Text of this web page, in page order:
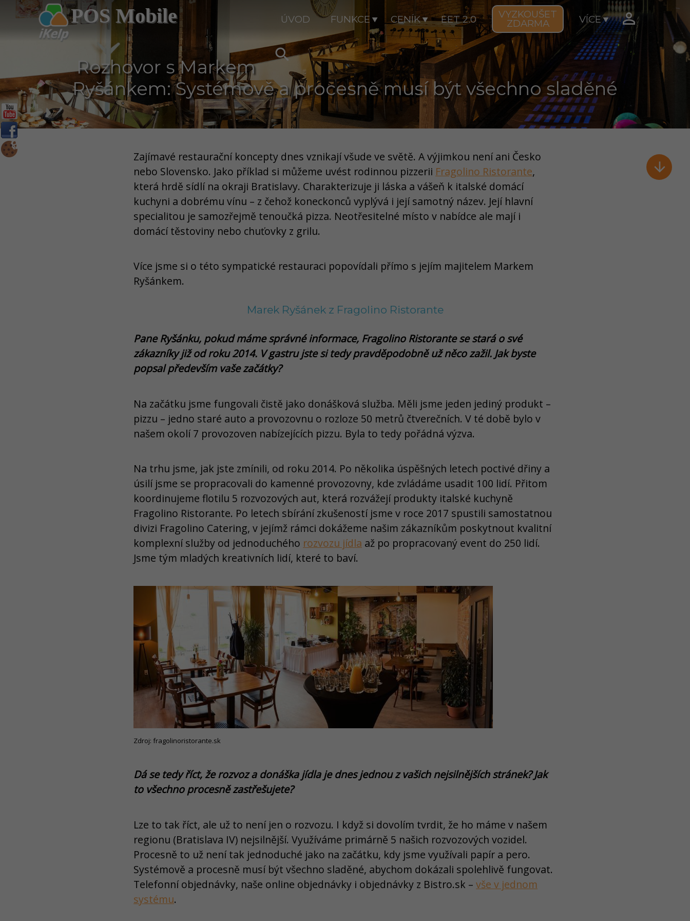
POS Mobile ÚVOD FUNKCE CENÍK EET 2.0 VYZKOUŠET
ZDARMA VÍCE



Rozhovor s Markem
Ryšánkem: Systémově a procesně musí být všechno sladěné
Zajímavé restaurační koncepty dnes vznikají všude ve světě. A výjimkou není ani Česko
nebo Slovensko. Jako příklad si můžeme uvést rodinnou pizzerii Fragolino Ristorante,
která hrdě sídlí na okraji Bratislavy. Charakterizuje ji láska a vášeň k italské domácí
kuchyni a dobrému vínu – z čehož koneckonců vyplývá i její samotný název. Její hlavní
specialitou je samozřejmě tenoučká pizza. Neotřesitelné místo v nabídce ale mají i
domácí těstoviny nebo chuťovky z grilu.
Více jsme si o této sympatické restauraci popovídali přímo s jejím majitelem Markem
Ryšánkem.
Marek Ryšánek z Fragolino Ristorante
Pane Ryšánku, pokud máme správné informace, Fragolino Ristorante se stará o své
zákazníky již od roku 2014. V gastru jste si tedy pravděpodobně už něco zažil. Jak byste
popsal především vaše začátky?
Na začátku jsme fungovali čistě jako donášková služba. Měli jsme jeden jediný produkt –
pizzu – jedno staré auto a provozovnu o rozloze 50 metrů čtverečních. V té době bylo v
našem okolí 7 provozoven nabízejících pizzu. Byla to tedy pořádná výzva.
Na trhu jsme, jak jste zmínili, od roku 2014. Po několika úspěšných letech poctivé dřiny a
úsilí jsme se propracovali do kamenné provozovny, kde zvládáme usadit 100 lidí. Přitom
koordinujeme flotilu 5 rozvozových aut, která rozvážejí produkty italské kuchyně
Fragolino Ristorante. Po letech sbírání zkušeností jsme v roce 2017 spustili samostatnou
divizi Fragolino Catering, v jejímž rámci dokážeme našim zákazníkům poskytnout kvalitní
komplexní služby od jednoduchého rozvozu jídla až po propracovaný event do 250 lidí.
Jsme tým mladých kreativních lidí, které to baví.
Zdroj: fragolinoristorante.sk
Dá se tedy říct, že rozvoz a donáška jídla je dnes jednou z vašich nejsilnějších stránek? Jak
to všechno procesně zastřešujete?
Lze to tak říct, ale už to není jen o rozvozu. I když si dovolím tvrdit, že ho máme v našem
regionu (Bratislava IV) nejsilnější. Využíváme primárně 5 našich rozvozových vozidel.
Procesně to už není tak jednoduché jako na začátku, kdy jsme využívali papír a pero.
Systémově a procesně musí být všechno sladěné, abychom dokázali spolehlivě fungovat.
Telefonní objednávky, naše online objednávky i objednávky z Bistro.sk – vše v jednom
systému.